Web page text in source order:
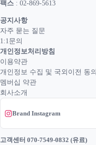
팩스 : 02-869-5613
공지사항
자주 묻는 질문
1:1문의
개인정보처리방침
이용약관
개인정보 수집 및 국외이전 동의
멤버십 약관
회사소개
Brand Instagram
고객센터 070-7549-0832 (유료)